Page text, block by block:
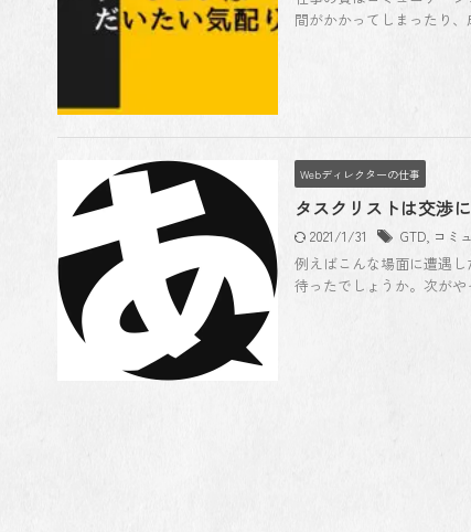
間がかかってしまったり
Webディレクターの仕事
タスクリストは交渉
2021/1/31 GTD コミ
例えばこんな場面に遭遇
待ったでしょうか。次が